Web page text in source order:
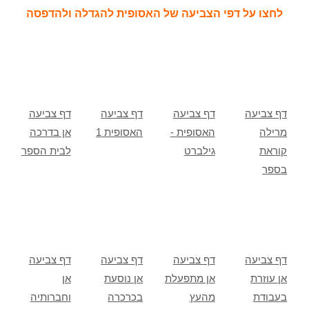
לחצו על דפי הצביעה של האסופית להגדלה ולהדפסה
דף צביעה
אן בדרכה
לבית הספר
דף צביעה
האסופית 1
דף צביעה
האסופית -
גילברט
דף צביעה
מרילה
קוראת
בספר
דף צביעה
אן
וחברותיה
דף צביעה
אן נוסעת
בכרכרה
דף צביעה
אן מתפעלת
מהעץ
דף צביעה
אן עוזרת
בעבודת